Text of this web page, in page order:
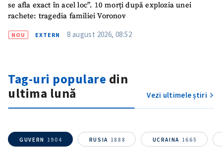
se afla exact în acel loc”. 10 morți după explozia unei
rachete: tragedia familiei Voronov
NOU EXTERN 8 august 2026, 08:52
Tag-uri populare din
ultima lună
Vezi ultimele știri
GUVERN 1904 RUSIA 1888 UCRAINA 1665
ȘTIREA MEA
Titlu știre
+ Adaugă titlu
Fotografie
+ Încarcă imagine